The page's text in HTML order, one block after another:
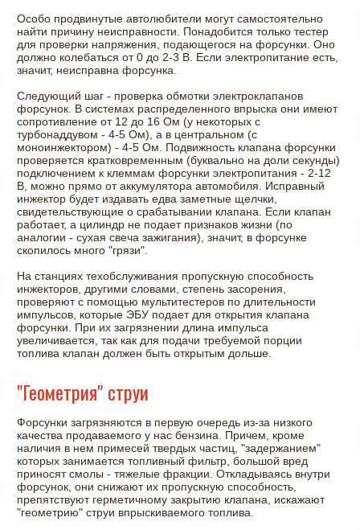
Особо продвинутые автолюбители могут самостоятельно
найти причину неисправности. Понадобится только тестер
для проверки напряжения, подающегося на форсунки. Оно
должно колебаться от 0 до 2-3 В. Если электропитание есть,
значит, неисправна форсунка.
Следующий шаг - проверка обмотки электроклапанов
форсунок. В системах распределенного впрыска они имеют
сопротивление от 12 до 16 Ом (у некоторых с
турбонаддувом - 4-5 Ом), а в центральном (с
моноинжектором) - 4-5 Ом. Подвижность клапана форсунки
проверяется кратковременным (буквально на доли секунды)
подключением к клеммам форсунки электропитания - 2-12
В, можно прямо от аккумулятора автомобиля. Исправный
инжектор будет издавать едва заметные щелчки,
свидетельствующие о срабатывании клапана. Если клапан
работает, а цилиндр не подает признаков жизни (по
аналогии - сухая свеча зажигания), значит, в форсунке
скопилось много "грязи".
На станциях техобслуживания пропускную способность
инжекторов, другими словами, степень засорения,
проверяют с помощью мультитестеров по длительности
импульсов, которые ЭБУ подает для открытия клапана
форсунки. При их загрязнении длина импульса
увеличивается, так как для подачи требуемой порции
топлива клапан должен быть открытым дольше.
"Геометрия" струи
Форсунки загрязняются в первую очередь из-за низкого
качества продаваемого у нас бензина. Причем, кроме
наличия в нем примесей твердых частиц, "задержанием"
которых занимается топливный фильтр, большой вред
приносят смолы - тяжелые фракции. Откладываясь внутри
форсунок, они снижают их пропускную способность,
препятствуют герметичному закрытию клапана, искажают
"геометрию" струи впрыскиваемого топлива.